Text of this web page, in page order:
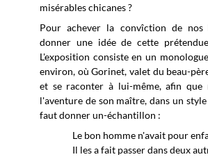
misérables chicanes ?
Pour achever la convîction de
donner une idée de cette
L'exposition consiste en un
environ, où Gorinet, valet du beau-
et se raconter à lui-même, afin que
l'aventure de son maître, dans un
faut donner un-échantillon :
Le bon homme n'avait pour
Il les a fait passer dans deux